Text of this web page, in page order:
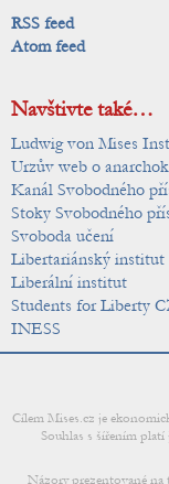
RSS feed
Atom feed
Navštivte také…
Ludwig von Mises
Urzův web o
Kanál Svobodného
Stoky Svobodného
Svoboda učení
Libertariánský institut
Liberální institut
Students for Liberty
INESS
Cílem Mises.cz je
Souhlas s šířením
Názory prezentované